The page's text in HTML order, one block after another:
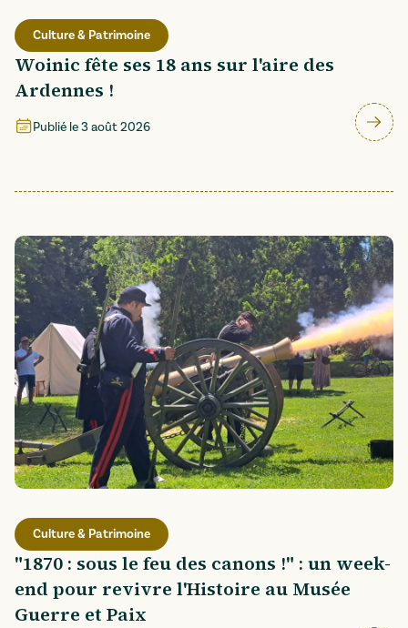
Culture & Patrimoine
Woinic fête ses 18 ans sur l'aire des
Ardennes !
Publié le3 août 2026
Culture & Patrimoine
"1870 : sous le feu des canons !" : un week-
end pour revivre l'Histoire au Musée
Guerre et Paix